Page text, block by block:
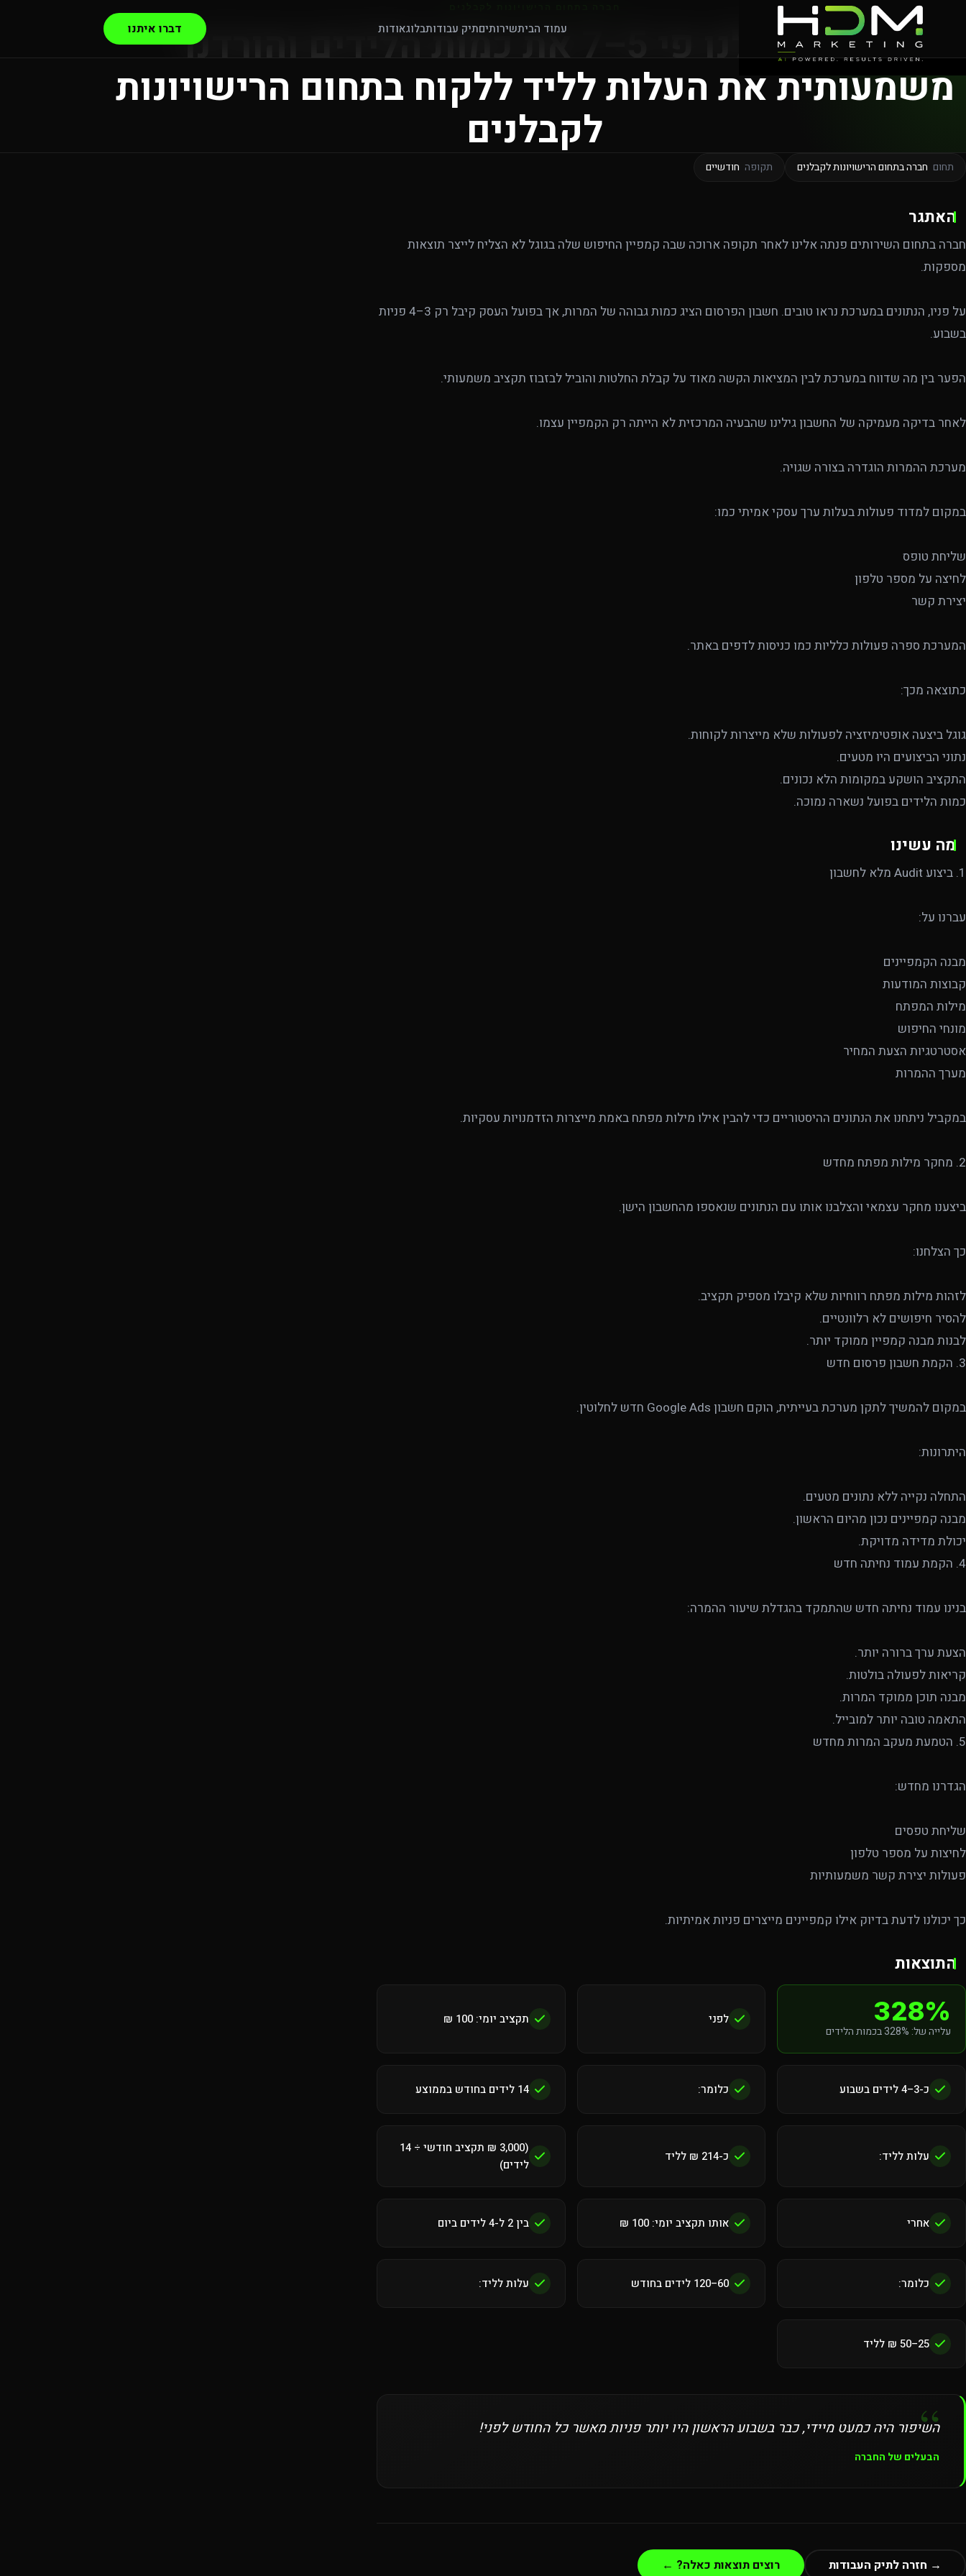
עמוד הביתשירותיםתיק עבודותבלוגאודות דברו איתנואיך הכפלנו פי 5–7 את כמות הלידים והורדנו
משמעותית את העלות לליד ללקוח בתחום הרישויונות
לקבלנים
תחום חברה בתחום הרישויונות לקבלנים תקופה חודשיים
האתגר
חברה בתחום השירותים פנתה אלינו לאחר תקופה ארוכה שבה קמפיין החיפוש שלה בגוגל לא הצליח לייצר תוצאות
מספקות.
על פניו, הנתונים במערכת נראו טובים. חשבון הפרסום הציג כמות גבוהה של המרות, אך בפועל העסק קיבל רק 3–4 פניות
בשבוע.
הפער בין מה שדווח במערכת לבין המציאות הקשה מאוד על קבלת החלטות והוביל לבזבוז תקציב משמעותי.
לאחר בדיקה מעמיקה של החשבון גילינו שהבעיה המרכזית לא הייתה רק הקמפיין עצמו.
מערכת ההמרות הוגדרה בצורה שגויה.
במקום למדוד פעולות בעלות ערך עסקי אמיתי כמו:
שליחת טופס
לחיצה על מספר טלפון
יצירת קשר
המערכת ספרה פעולות כלליות כמו כניסות לדפים באתר.
כתוצאה מכך:
גוגל ביצעה אופטימיזציה לפעולות שלא מייצרות לקוחות.
נתוני הביצועים היו מטעים.
התקציב הושקע במקומות הלא נכונים.
כמות הלידים בפועל נשארה נמוכה.
מה עשינו
1. ביצוע Audit מלא לחשבון
עברנו על:
מבנה הקמפיינים
קבוצות המודעות
מילות המפתח
מונחי החיפוש
אסטרטגיות הצעת המחיר
מערך ההמרות
במקביל ניתחנו את הנתונים ההיסטוריים כדי להבין אילו מילות מפתח באמת מייצרות הזדמנויות עסקיות.
2. מחקר מילות מפתח מחדש
ביצענו מחקר עצמאי והצלבנו אותו עם הנתונים שנאספו מהחשבון הישן.
כך הצלחנו:
לזהות מילות מפתח רווחיות שלא קיבלו מספיק תקציב.
להסיר חיפושים לא רלוונטיים.
לבנות מבנה קמפיין ממוקד יותר.
3. הקמת חשבון פרסום חדש
במקום להמשיך לתקן מערכת בעייתית, הוקם חשבון Google Ads חדש לחלוטין.
היתרונות:
התחלה נקייה ללא נתונים מטעים.
מבנה קמפיינים נכון מהיום הראשון.
יכולת מדידה מדויקת.
4. הקמת עמוד נחיתה חדש
בנינו עמוד נחיתה חדש שהתמקד בהגדלת שיעור ההמרה:
הצעת ערך ברורה יותר.
קריאות לפעולה בולטות.
מבנה תוכן ממוקד המרות.
התאמה טובה יותר למובייל.
5. הטמעת מעקב המרות מחדש
הגדרנו מחדש:
שליחת טפסים
לחיצות על מספר טלפון
פעולות יצירת קשר משמעותיות
כך יכולנו לדעת בדיוק אילו קמפיינים מייצרים פניות אמיתיות.
התוצאות
328%
עלייה של: 328% בכמות הלידים
לפני תקציב יומי: 100 ₪
כ-3–4 לידים בשבוע כלומר: 14 לידים בחודש בממוצע
עלות לליד: כ-214 ₪ לליד
(3,000 ₪ תקציב חודשי ÷ 14
לידים)
אחרי אותו תקציב יומי: 100 ₪ בין 2 ל-4 לידים ביום
כלומר: 60–120 לידים בחודש עלות לליד:
25–50 ₪ לליד
“
השיפור היה כמעט מיידי, כבר בשבוע הראשון היו יותר פניות מאשר כל החודש לפני!
הבעלים של החברה
→ חזרה לתיק העבודות רוצים תוצאות כאלה? ←